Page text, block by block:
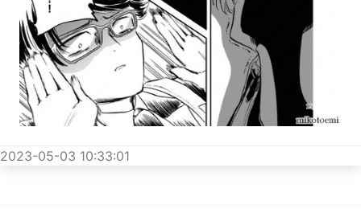
2023-05-03 10:33:01